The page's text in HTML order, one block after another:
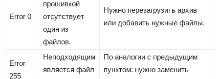
Error 0
прошивкой
отсутствует
один из
файлов.
Нужно перезагрузить архив
или добавить нужные файлы.
Error
255
Неподходящим
является файл
По аналогии с предыдущим
пунктом: нужно заменить